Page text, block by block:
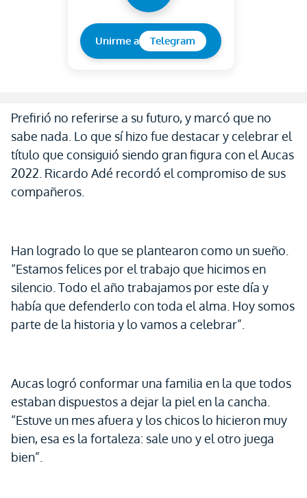
Unirme a Telegram
Prefirió no referirse a su futuro, y marcó que no
sabe nada. Lo que sí hizo fue destacar y celebrar el
título que consiguió siendo gran figura con el Aucas
2022. Ricardo Adé recordó el compromiso de sus
compañeros.
Han logrado lo que se plantearon como un sueño.
“Estamos felices por el trabajo que hicimos en
silencio. Todo el año trabajamos por este día y
había que defenderlo con toda el alma. Hoy somos
parte de la historia y lo vamos a celebrar”.
Aucas logró conformar una familia en la que todos
estaban dispuestos a dejar la piel en la cancha.
“Estuve un mes afuera y los chicos lo hicieron muy
bien, esa es la fortaleza: sale uno y el otro juega
bien”.